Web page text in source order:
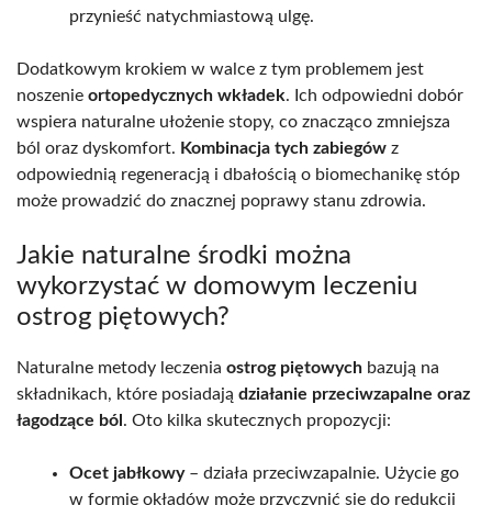
przynieść natychmiastową ulgę.
Dodatkowym krokiem w walce z tym problemem jest
noszenie ortopedycznych wkładek. Ich odpowiedni dobór
wspiera naturalne ułożenie stopy, co znacząco zmniejsza
ból oraz dyskomfort. Kombinacja tych zabiegów z
odpowiednią regeneracją i dbałością o biomechanikę stóp
może prowadzić do znacznej poprawy stanu zdrowia.
Jakie naturalne środki można
wykorzystać w domowym leczeniu
ostrog piętowych?
Naturalne metody leczenia ostrog piętowych bazują na
składnikach, które posiadają działanie przeciwzapalne oraz
łagodzące ból . Oto kilka skutecznych propozycji:
Ocet jabłkowy– działa przeciwzapalnie. Użycie go
w formie okładów może przyczynić się do redukcji